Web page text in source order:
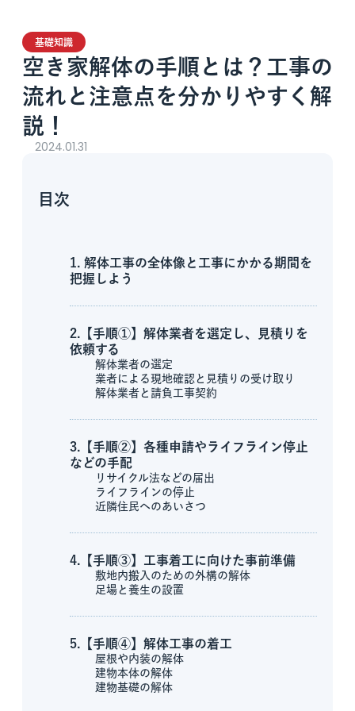
基礎知識
空き家解体の手順とは？工事の
流れと注意点を分かりやすく解
説！
2024.01.31
目次
1. 解体工事の全体像と工事にかかる期間を
把握しよう
2.【手順①】解体業者を選定し、見積りを
依頼する
解体業者の選定
業者による現地確認と見積りの受け取り
解体業者と請負工事契約
3.【手順②】各種申請やライフライン停止
などの手配
リサイクル法などの届出
ライフラインの停止
近隣住民へのあいさつ
4.【手順③】工事着工に向けた事前準備
敷地内搬入のための外構の解体
足場と養生の設置
5.【手順④】解体工事の着工
屋根や内装の解体
建物本体の解体
建物基礎の解体